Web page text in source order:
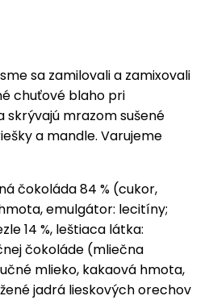
sa zamilovali a zamixovali
chuťové blaho pri
mrazom sušené
a mandle. Varujeme
čokoláda 84 % (cukor,
emulgátor: lecitíny;
14 %, leštiaca látka:
čokoláde (mliečna
mlieko, kakaová hmota,
jadrá lieskových orechov